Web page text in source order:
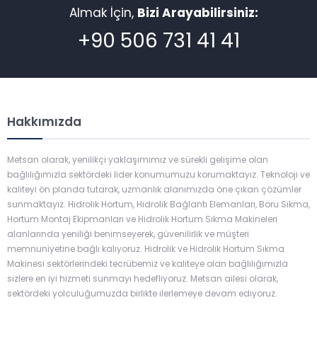
Almak İçin, Bizi Arayabilirsiniz:
+90 506 731 41 41
Hakkımızda
Metsan olarak, yenilikçi yaklaşımımız ve sürekli gelişime olan
bağlılığımızla sektördeki lider konumumuzu korumaktayız. Teknoloji ve
kaliteyi ön planda tutarak, uzmanlık alanımızda öne çıkan çözümler
sunmaktayız. Hidrolik Hortum, Hidrolik Bağlantı Elemanları, Boru Sıkma,
Hortum Montaj Ekipmanları ve Hidrolik Hortum Sıkma Makineleri
alanlarında yeniliği benimseyerek, güvenilirlik ve müşteri
memnuniyetine bağlı kalıyoruz. Hidrolik ve Hidrolik Hortum Sıkma
Makinesi sektörlerindeki tecrübemiz ve kaliteye olan bağlılığımızla
sizlere en iyi hizmeti sunmayı hedefliyoruz. Metsan ailesi olarak,
sektördeki yolculuğumuzda birlikte ilerlemeye devam ediyoruz.